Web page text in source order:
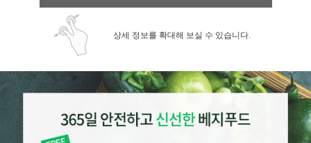
상세 정보를 확대해 보실 수 있습니다.